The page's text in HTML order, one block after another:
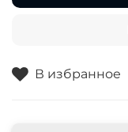
В избранное